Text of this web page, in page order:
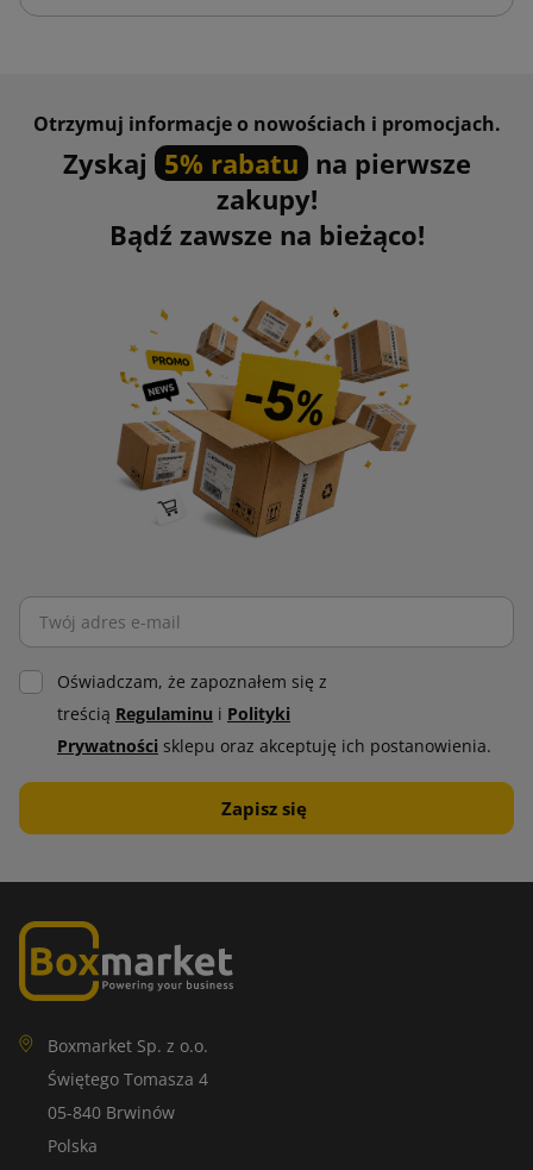
Otrzymuj informacje o nowościach i promocjach.
Zyskaj 5% rabatu na pierwsze
zakupy!
Bądź zawsze na bieżąco!
Oświadczam, że zapoznałem się z
treścią Regulaminu i Polityki
Prywatności sklepu oraz akceptuję ich postanowienia.
Boxmarket Sp. z o.o.
Świętego Tomasza 4
05-840 Brwinów
Polska